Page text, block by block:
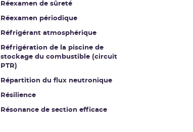
Réexamen de sûreté
Réexamen périodique
Réfrigérant atmosphérique
Réfrigération de la piscine de
stockage du combustible (circuit
PTR)
Répartition du flux neutronique
Résilience
Résonance de section efficace